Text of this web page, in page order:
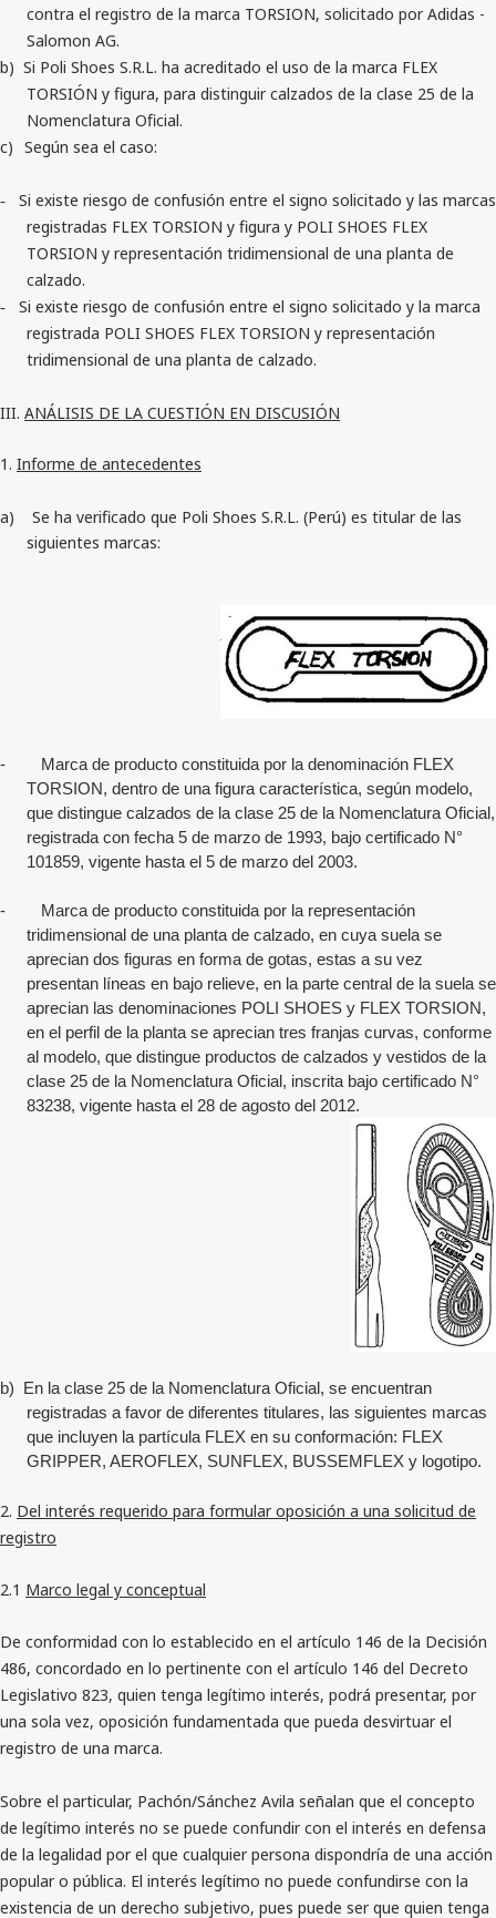
contra el registro de la marca TORSION, solicitado por Adidas -
Salomon AG.
b) Si Poli Shoes S.R.L. ha acreditado el uso de la marca FLEX
TORSIÓN y figura, para distinguir calzados de la clase 25 de la
Nomenclatura Oficial.
c) Según sea el caso:
-
Si existe riesgo de confusión entre el signo solicitado y las marcas
registradas FLEX TORSION y figura y POLI SHOES FLEX
TORSION y representación tridimensional de una planta de
calzado.
-
Si existe riesgo de confusión entre el signo solicitado y la marca
registrada POLI SHOES FLEX TORSION y representación
tridimensional de una planta de calzado.
III. ANÁLISIS DE LA CUESTIÓN EN DISCUSIÓN
1. Informe de antecedentes
a) Se ha verificado que Poli Shoes S.R.L. (Perú) es titular de las
siguientes marcas:
-
Marca de producto constituida por la denominación FLEX
TORSION, dentro de una figura característica, según modelo,
que distingue calzados de la clase 25 de la Nomenclatura Oficial,
registrada con fecha 5 de marzo de 1993, bajo certificado N°
101859, vigente hasta el 5 de marzo del 2003.
-
Marca de producto constituida por la representación
tridimensional de una planta de calzado, en cuya suela se
aprecian dos figuras en forma de gotas, estas a su vez
presentan líneas en bajo relieve, en la parte central de la suela se
aprecian las denominaciones POLI SHOES y FLEX TORSION,
en el perfil de la planta se aprecian tres franjas curvas, conforme
al modelo, que distingue productos de calzados y vestidos de la
clase 25 de la Nomenclatura Oficial, inscrita bajo certificado N°
83238, vigente hasta el 28 de agosto del 2012.
b)
En la clase 25 de la Nomenclatura Oficial, se encuentran
registradas a favor de diferentes titulares, las siguientes marcas
que incluyen la partícula FLEX en su conformación: FLEX
GRIPPER, AEROFLEX, SUNFLEX, BUSSEMFLEX y logotipo.
2. Del interés requerido para formular oposición a una solicitud de
registro
2.1 Marco legal y conceptual
De conformidad con lo establecido en el artículo 146 de la Decisión
486, concordado en lo pertinente con el artículo 146 del Decreto
Legislativo 823, quien tenga legítimo interés, podrá presentar, por
una sola vez, oposición fundamentada que pueda desvirtuar el
registro de una marca.
Sobre el particular, Pachón/Sánchez Avila señalan que el concepto
de legítimo interés no se puede confundir con el interés en defensa
de la legalidad por el que cualquier persona dispondría de una acción
popular o pública. El interés legítimo no puede confundirse con la
existencia de un derecho subjetivo, pues puede ser que quien tenga